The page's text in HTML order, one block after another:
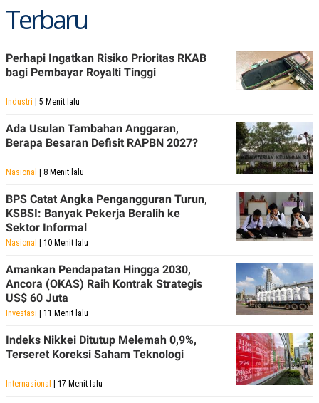
Terbaru
Perhapi Ingatkan Risiko Prioritas RKAB
bagi Pembayar Royalti Tinggi
Industri | 5 Menit lalu
Ada Usulan Tambahan Anggaran,
Berapa Besaran Defisit RAPBN 2027?
Nasional | 8 Menit lalu
BPS Catat Angka Pengangguran Turun,
KSBSI: Banyak Pekerja Beralih ke
Sektor Informal
Nasional | 10 Menit lalu
Amankan Pendapatan Hingga 2030,
Ancora (OKAS) Raih Kontrak Strategis
US$ 60 Juta
Investasi | 11 Menit lalu
Indeks Nikkei Ditutup Melemah 0,9%,
Terseret Koreksi Saham Teknologi
Internasional | 17 Menit lalu